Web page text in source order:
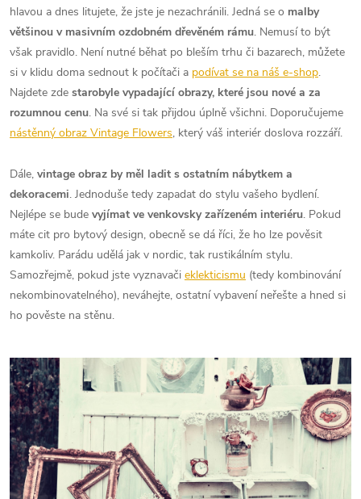
hlavou a dnes litujete, že jste je nezachránili. Jedná se o malby
většinou v masivním ozdobném dřevěném rámu. Nemusí to být
však pravidlo. Není nutné běhat po bleším trhu či bazarech, můžete
si v klidu doma sednout k počítači a podívat se na náš e-shop.
Najdete zde starobyle vypadající obrazy, které jsou nové a za
rozumnou cenu. Na své si tak přijdou úplně všichni. Doporučujeme
nástěnný obraz Vintage Flowers, který váš interiér doslova rozzáří.
Dále, vintage obraz by měl ladit s ostatním nábytkem a
dekoracemi. Jednoduše tedy zapadat do stylu vašeho bydlení.
Nejlépe se bude vyjímat ve venkovsky zařízeném interiéru. Pokud
máte cit pro bytový design, obecně se dá říci, že ho lze pověsit
kamkoliv. Parádu udělá jak v nordic, tak rustikálním stylu.
Samozřejmě, pokud jste vyznavači eklekticismu (tedy kombinování
nekombinovatelného), neváhejte, ostatní vybavení neřešte a hned si
ho pověste na stěnu.